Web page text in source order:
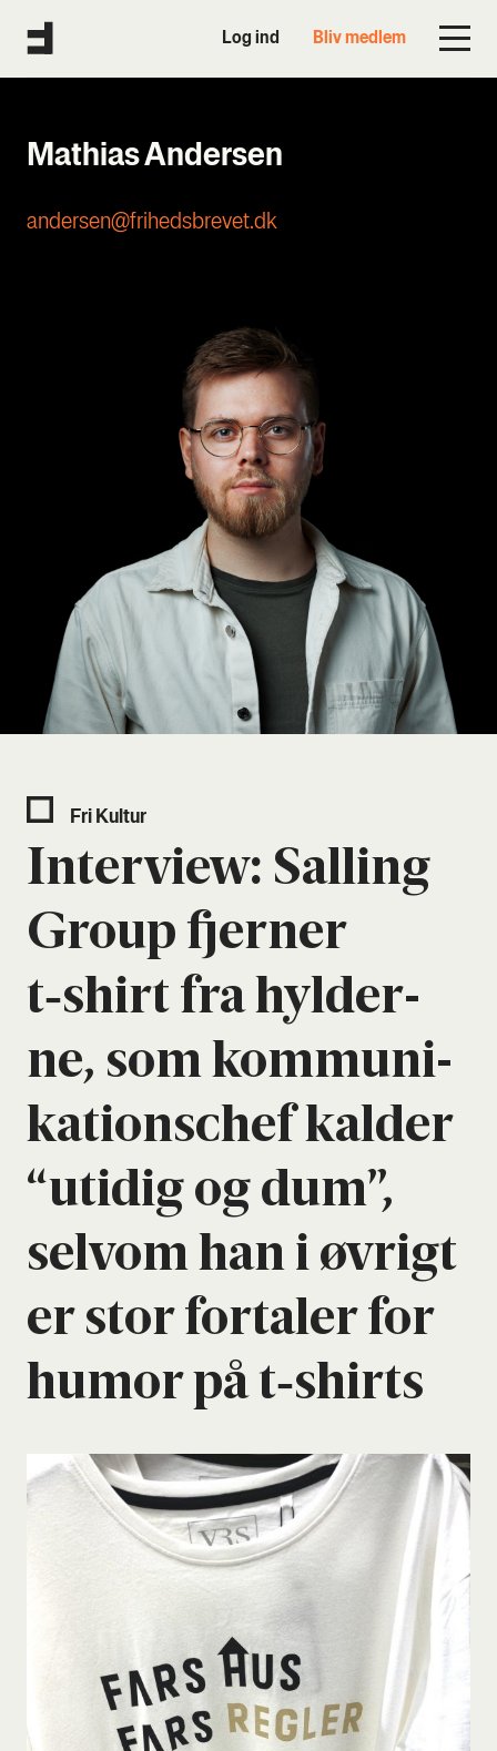
Log ind Bliv medlem
Mathias Andersen
andersen@frihedsbrevet.dk
Fri Kul­tur
Inter­view: Sal­ling
Group fjer­ner
t‑shirt fra hyl­der­
ne, som kom­mu­ni­
ka­tions­chef kal­der
“uti­dig og dum”,
selv­om han i øvrigt
er stor for­ta­ler for
humor på t‑shirts